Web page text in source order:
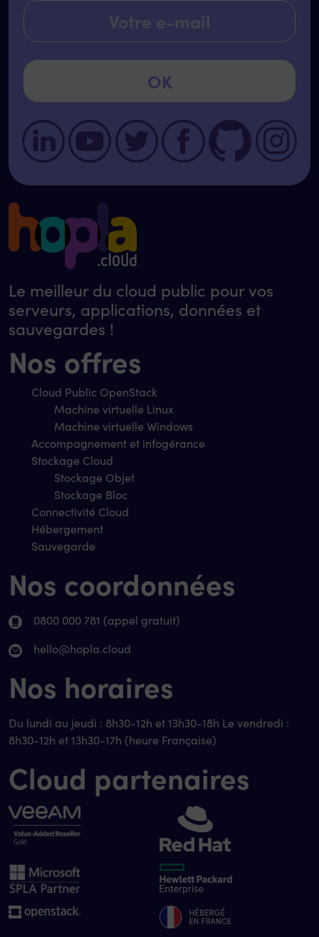
Le meilleur du cloud public pour vos
serveurs, applications, données et
sauvegardes !
Nos offres
Cloud Public OpenStack
Machine virtuelle Linux
Machine virtuelle Windows
Accompagnement et infogérance
Stockage Cloud
Stockage Objet
Stockage Bloc
Connectivité Cloud
Hébergement
Sauvegarde
Nos coordonnées
0800 000 781 (appel gratuit)
hello@hopla.cloud
Nos horaires
Du lundi au jeudi : 8h30-12h et 13h30-18h Le vendredi :
8h30-12h et 13h30-17h (heure Française)
Cloud partenaires